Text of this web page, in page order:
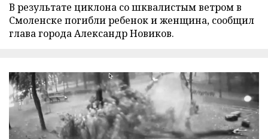
В результате циклона со шквалистым ветром в
Смоленске погибли ребенок и женщина, сообщил
глава города Александр Новиков.